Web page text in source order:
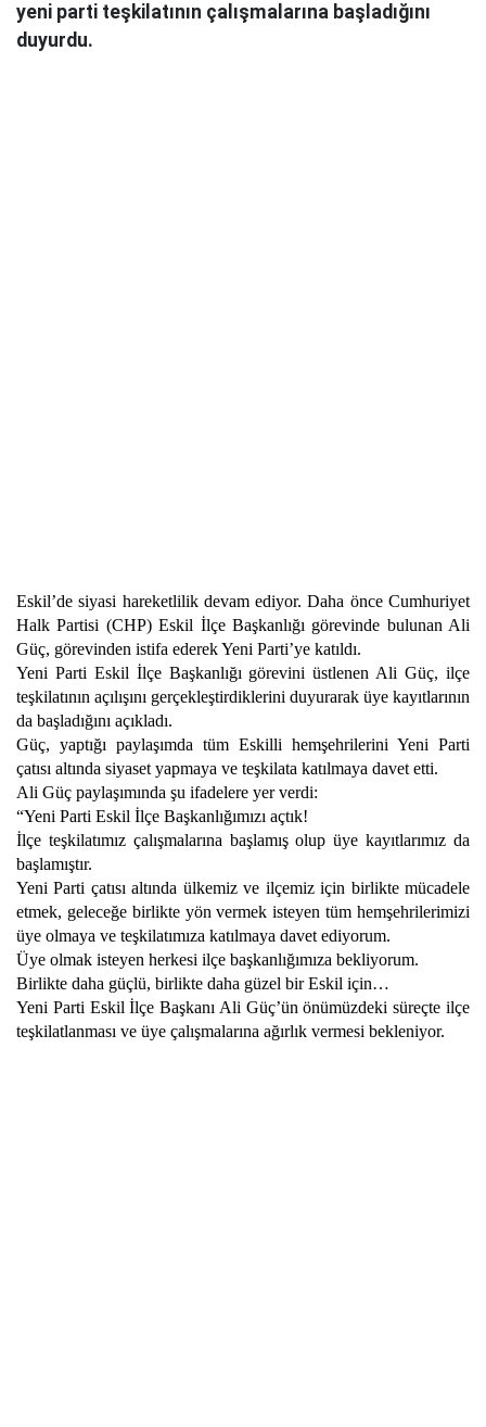
yeni parti teşkilatının çalışmalarına başladığını
duyurdu.
Eskil’de siyasi hareketlilik devam ediyor. Daha önce Cumhuriyet
Halk Partisi (CHP) Eskil İlçe Başkanlığı görevinde bulunan Ali
Güç, görevinden istifa ederek Yeni Parti’ye katıldı.
Yeni Parti Eskil İlçe Başkanlığı görevini üstlenen Ali Güç, ilçe
teşkilatının açılışını gerçekleştirdiklerini duyurarak üye kayıtlarının
da başladığını açıkladı.
Güç, yaptığı paylaşımda tüm Eskilli hemşehrilerini Yeni Parti
çatısı altında siyaset yapmaya ve teşkilata katılmaya davet etti.
Ali Güç paylaşımında şu ifadelere yer verdi:
“Yeni Parti Eskil İlçe Başkanlığımızı açtık!
İlçe teşkilatımız çalışmalarına başlamış olup üye kayıtlarımız da
başlamıştır.
Yeni Parti çatısı altında ülkemiz ve ilçemiz için birlikte mücadele
etmek, geleceğe birlikte yön vermek isteyen tüm hemşehrilerimizi
üye olmaya ve teşkilatımıza katılmaya davet ediyorum.
Üye olmak isteyen herkesi ilçe başkanlığımıza bekliyorum.
Birlikte daha güçlü, birlikte daha güzel bir Eskil için…
Yeni Parti Eskil İlçe Başkanı Ali Güç’ün önümüzdeki süreçte ilçe
teşkilatlanması ve üye çalışmalarına ağırlık vermesi bekleniyor.